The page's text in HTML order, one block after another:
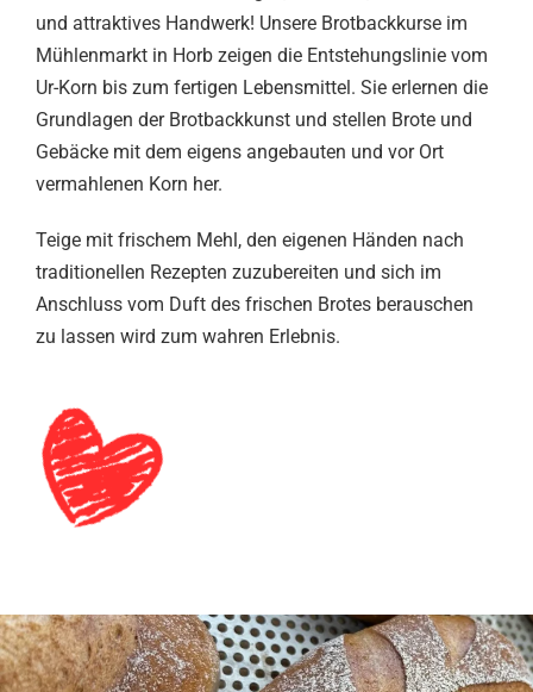
und attraktives Handwerk! Unsere Brotbackkurse im
Mühlenmarkt in Horb zeigen die Entstehungslinie vom
Ur-Korn bis zum fertigen Lebensmittel. Sie erlernen die
Grundlagen der Brotbackkunst und stellen Brote und
Gebäcke mit dem eigens angebauten und vor Ort
vermahlenen Korn her.
Teige mit frischem Mehl, den eigenen Händen nach
traditionellen Rezepten zuzubereiten und sich im
Anschluss vom Duft des frischen Brotes berauschen
zu lassen wird zum wahren Erlebnis.